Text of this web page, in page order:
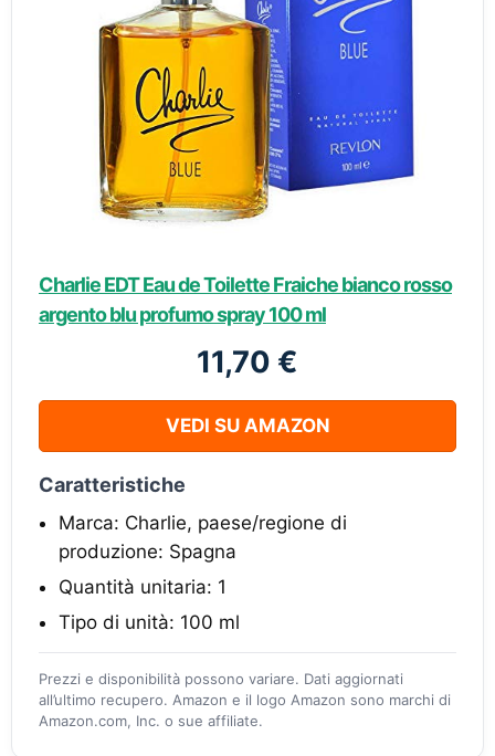
Charlie EDT Eau de Toilette Fraiche bianco rosso
argento blu profumo spray 100 ml
11,70 €
VEDI SU AMAZON
Caratteristiche
Marca: Charlie, paese/regione di
produzione: Spagna
Quantità unitaria: 1
Tipo di unità: 100 ml
Prezzi e disponibilità possono variare. Dati aggiornati
all’ultimo recupero. Amazon e il logo Amazon sono marchi di
Amazon.com, Inc. o sue affiliate.